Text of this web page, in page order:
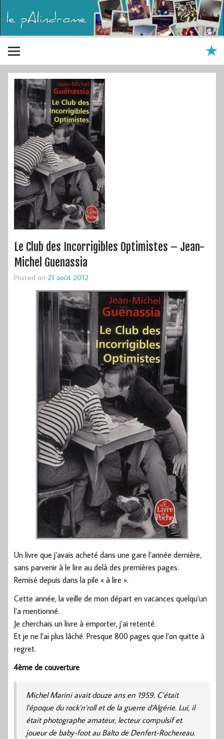
Le Club des Incorrigibles Optimistes – Jean-
Michel Guenassia
Posted on 21 août 2012
Un livre que j’avais acheté dans une gare l’année dernière,
sans parvenir à le lire au delà des premières pages.
Remisé depuis dans la pile « à lire ».
Cette année, la veille de mon départ en vacances quelqu’un
l’a mentionné.
Je cherchais un livre à emporter, j’ai retenté.
Et je ne l’ai plus lâché. Presque 800 pages que l’on quitte à
regret.
4ème de couverture
Michel Marini avait douze ans en 1959. C’était
l’époque du rock’n’roll et de la guerre d’Algérie. Lui, il
était photographe amateur, lecteur compulsif et
joueur de baby-foot au Balto de Denfert-Rochereau.